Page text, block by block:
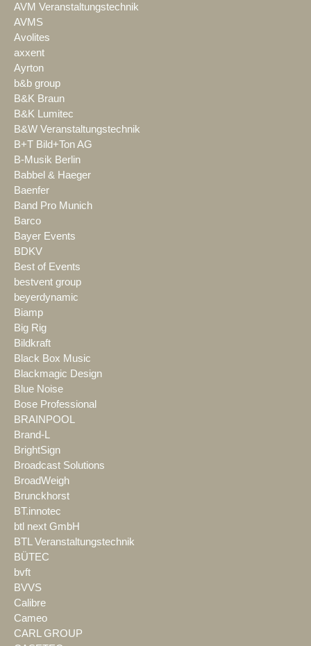
AVM Veranstaltungstechnik
AVMS
Avolites
axxent
Ayrton
b&b group
B&K Braun
B&K Lumitec
B&W Veranstaltungstechnik
B+T Bild+Ton AG
B-Musik Berlin
Babbel & Haeger
Baenfer
Band Pro Munich
Barco
Bayer Events
BDKV
Best of Events
bestvent group
beyerdynamic
Biamp
Big Rig
Bildkraft
Black Box Music
Blackmagic Design
Blue Noise
Bose Professional
BRAINPOOL
Brand-L
BrightSign
Broadcast Solutions
BroadWeigh
Brunckhorst
BT.innotec
btl next GmbH
BTL Veranstaltungstechnik
BÜTEC
bvft
BVVS
Calibre
Cameo
CARL GROUP